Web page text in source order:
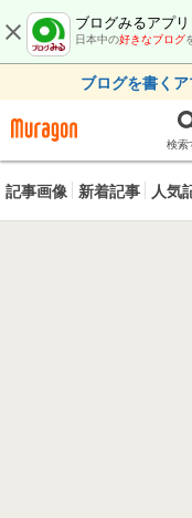
ブログみるアプリ
日本中の好きなブログ
ブログを書く
検索
記事画像 新着記事 人気